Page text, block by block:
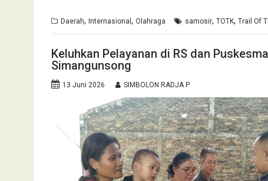
Daerah, Internasional , Olahraga samosir, TOTK, Trail Of
Keluhkan Pelayanan di RS dan
Simangunsong
13 Juni 2026 SIMBOLON RADJA P